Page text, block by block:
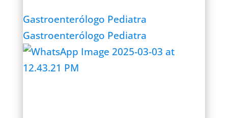
Gastroenterólogo Pediatra
Gastroenterólogo Pediatra